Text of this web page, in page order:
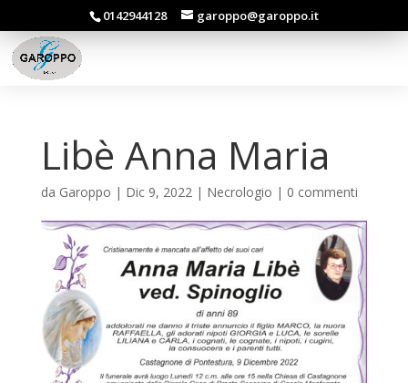
0142944128 garoppo@garoppo.it
Libè Anna Maria
da Garoppo | Dic 9, 2022| Necrologio | 0 commenti